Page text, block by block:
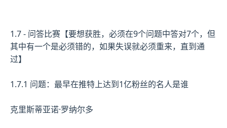
1.7 - 问答比赛【要想获胜，必须在9个问题中答对7个，但
其中有一个是必须错的，如果失误就必须重来，直到通
过】
1.7.1 问题：最早在推特上达到1亿粉丝的名人是谁
克里斯蒂亚诺·罗纳尔多